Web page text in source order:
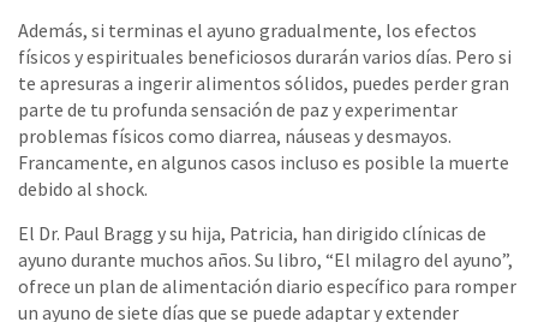
Además, si terminas el ayuno gradualmente, los efectos
físicos y espirituales beneficiosos durarán varios días. Pero si
te apresuras a ingerir alimentos sólidos, puedes perder gran
parte de tu profunda sensación de paz y experimentar
problemas físicos como diarrea, náuseas y desmayos.
Francamente, en algunos casos incluso es posible la muerte
debido al shock.
El Dr. Paul Bragg y su hija, Patricia, han dirigido clínicas de
ayuno durante muchos años. Su libro, “El milagro del ayuno”,
ofrece un plan de alimentación diario específico para romper
un ayuno de siete días que se puede adaptar y extender